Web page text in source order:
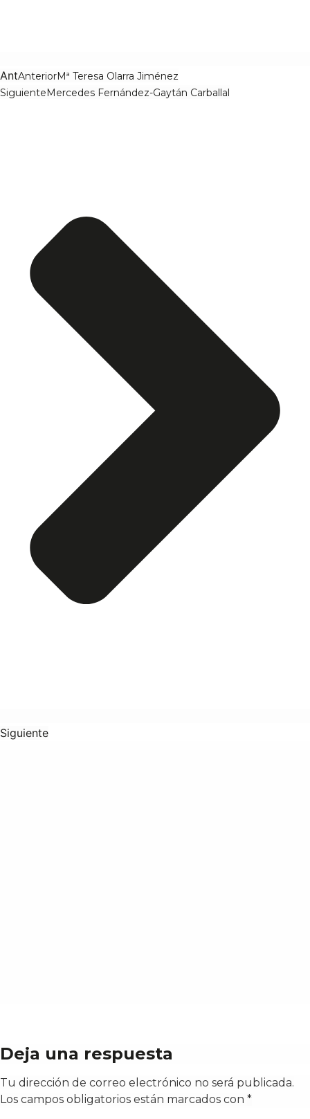
AntAnteriorMª Teresa Olarra Jiménez
SiguienteMercedes Fernández-Gaytán Carballal
Siguiente
Deja una respuesta
Tu dirección de correo electrónico no será publicada.
Los campos obligatorios están marcados con *